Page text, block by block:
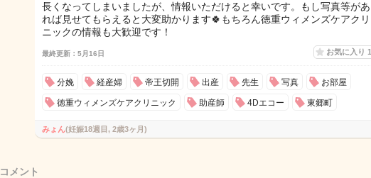
長くなってしまいましたが、情報いただけると幸いです。もし写真等があ
れば見せてもらえると大変助かります🍀もちろん徳重ウィメンズケアクリ
ニックの情報も大歓迎です！
最終更新：5月16日 お気に入り 1
分娩 経産婦 帝王切開 出産 先生 写真 お部屋
徳重ウィメンズケアクリニック 助産師 4Dエコー 東郷町
みょん(妊娠18週目, 2歳3ヶ月)
コメント